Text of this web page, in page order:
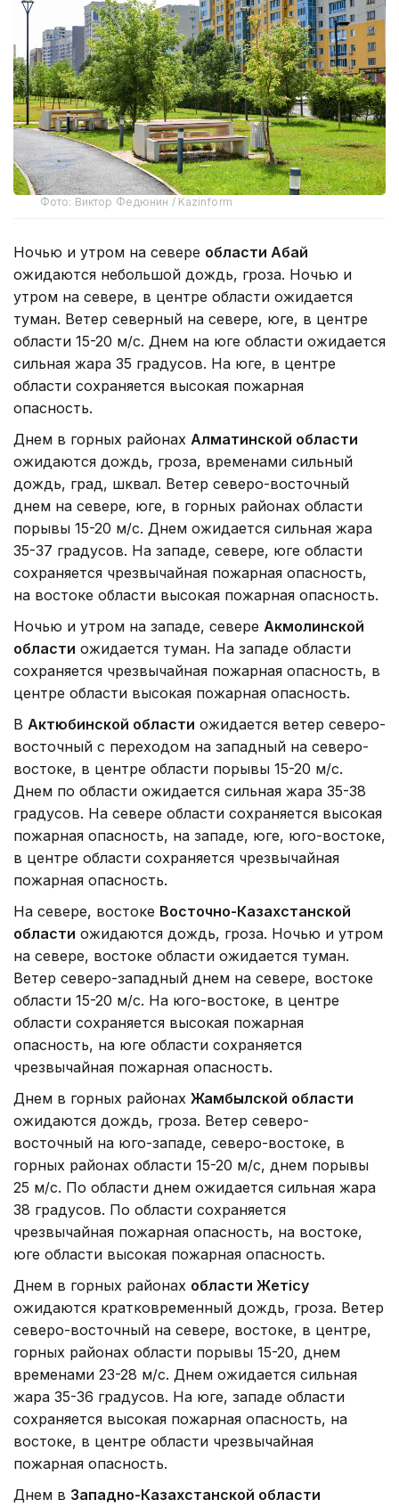
Фото: Виктор Федюнин / Kazinform
Ночью и утром на севере области Абай
ожидаются небольшой дождь, гроза. Ночью и
утром на севере, в центре области ожидается
туман. Ветер северный на севере, юге, в центре
области 15-20 м/с. Днем на юге области ожидается
сильная жара 35 градусов. На юге, в центре
области сохраняется высокая пожарная
опасность.
Днем в горных районах Алматинской области
ожидаются дождь, гроза, временами сильный
дождь, град, шквал. Ветер северо-восточный
днем на севере, юге, в горных районах области
порывы 15-20 м/с. Днем ожидается сильная жара
35-37 градусов. На западе, севере, юге области
сохраняется чрезвычайная пожарная опасность,
на востоке области высокая пожарная опасность.
Ночью и утром на западе, севере Акмолинской
области ожидается туман. На западе области
сохраняется чрезвычайная пожарная опасность, в
центре области высокая пожарная опасность.
В Актюбинской области ожидается ветер северо-
восточный с переходом на западный на северо-
востоке, в центре области порывы 15-20 м/с.
Днем по области ожидается сильная жара 35-38
градусов. На севере области сохраняется высокая
пожарная опасность, на западе, юге, юго-востоке,
в центре области сохраняется чрезвычайная
пожарная опасность.
На севере, востоке Восточно-Казахстанской
области ожидаются дождь, гроза. Ночью и утром
на севере, востоке области ожидается туман.
Ветер северо-западный днем на севере, востоке
области 15-20 м/с. На юго-востоке, в центре
области сохраняется высокая пожарная
опасность, на юге области сохраняется
чрезвычайная пожарная опасность.
Днем в горных районах Жамбылской области
ожидаются дождь, гроза. Ветер северо-
восточный на юго-западе, северо-востоке, в
горных районах области 15-20 м/с, днем порывы
25 м/с. По области днем ожидается сильная жара
38 градусов. По области сохраняется
чрезвычайная пожарная опасность, на востоке,
юге области высокая пожарная опасность.
Днем в горных районах области Жетісу
ожидаются кратковременный дождь, гроза. Ветер
северо-восточный на севере, востоке, в центре,
горных районах области порывы 15-20, днем
временами 23-28 м/с. Днем ожидается сильная
жара 35-36 градусов. На юге, западе области
сохраняется высокая пожарная опасность, на
востоке, в центре области чрезвычайная
пожарная опасность.
Днем в Западно-Казахстанской области